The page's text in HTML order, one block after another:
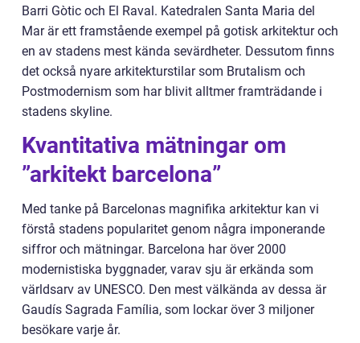
Barri Gòtic och El Raval. Katedralen Santa Maria del
Mar är ett framstående exempel på gotisk arkitektur och
en av stadens mest kända sevärdheter. Dessutom finns
det också nyare arkitekturstilar som Brutalism och
Postmodernism som har blivit alltmer framträdande i
stadens skyline.
Kvantitativa mätningar om
”arkitekt barcelona”
Med tanke på Barcelonas magnifika arkitektur kan vi
förstå stadens popularitet genom några imponerande
siffror och mätningar. Barcelona har över 2000
modernistiska byggnader, varav sju är erkända som
världsarv av UNESCO. Den mest välkända av dessa är
Gaudís Sagrada Família, som lockar över 3 miljoner
besökare varje år.